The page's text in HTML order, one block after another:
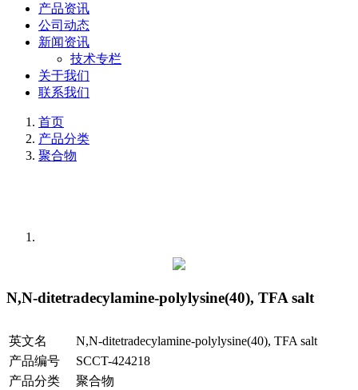
产品资讯
公司动态
新闻资讯
技术专栏
关于我们
联系我们
首页
产品分类
聚合物
N,N-ditetradecylamine-polylysine(40), TFA salt
英文名
N,N-ditetradecylamine-polylysine(40), TFA salt
产品编号
SCCT-424218
产品分类
聚合物